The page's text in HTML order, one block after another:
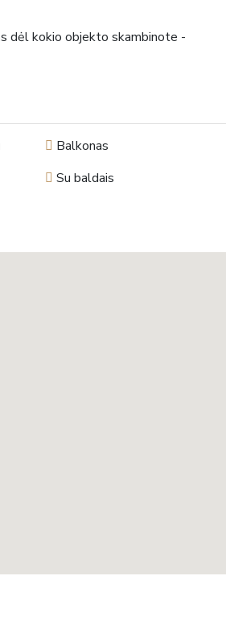
dėl kokio objekto skambinote -
Balkonas
Su baldais